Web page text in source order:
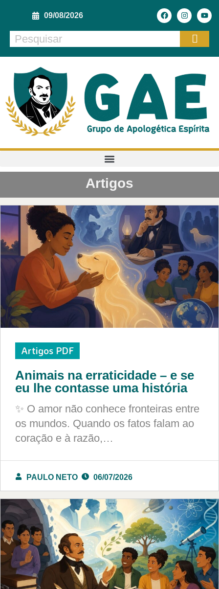
09/08/2026
Artigos
Artigos PDF
Animais na erraticidade – e se
eu lhe contasse uma história
✨ O amor não conhece fronteiras entre
os mundos. Quando os fatos falam ao
coração e à razão,…
PAULO NETO 06/07/2026